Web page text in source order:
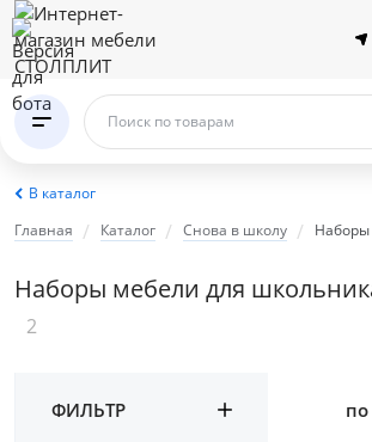
Поиск по товарам
В каталог
Главная
Каталог Снова в школу Наборы
Наборы мебели для
2
ФИЛЬТР